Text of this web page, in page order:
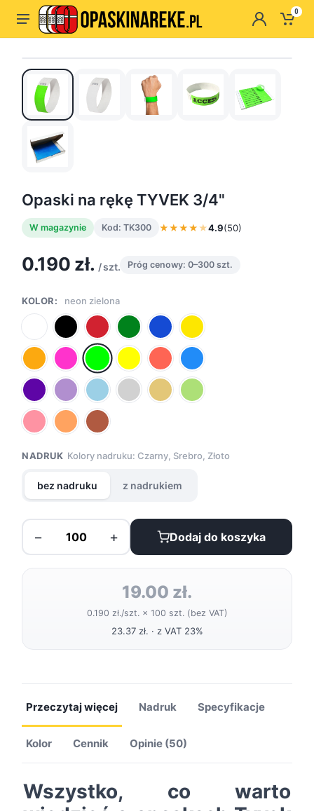
0
Opaski na rękę TYVEK 3/4"
W magazynie Kod: TK300 ★★★★★4.9(50)
0.190 zł. / szt. Próg cenowy: 0–300 szt.
KOLOR: neon zielona
NADRUK Kolory nadruku: Czarny, Srebro, Złoto
bez nadruku z nadrukiem
− + Dodaj do koszyka
19.00 zł.
0.190 zł./szt. × 100 szt. (bez VAT)
23.37 zł. · z VAT 23%
Przeczytaj więcej Nadruk Specyfikacje
Kolor Cennik Opinie (50)
Wszystko, co warto